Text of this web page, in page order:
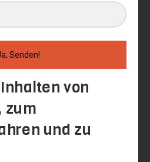
Senden!
von
zum
und zu